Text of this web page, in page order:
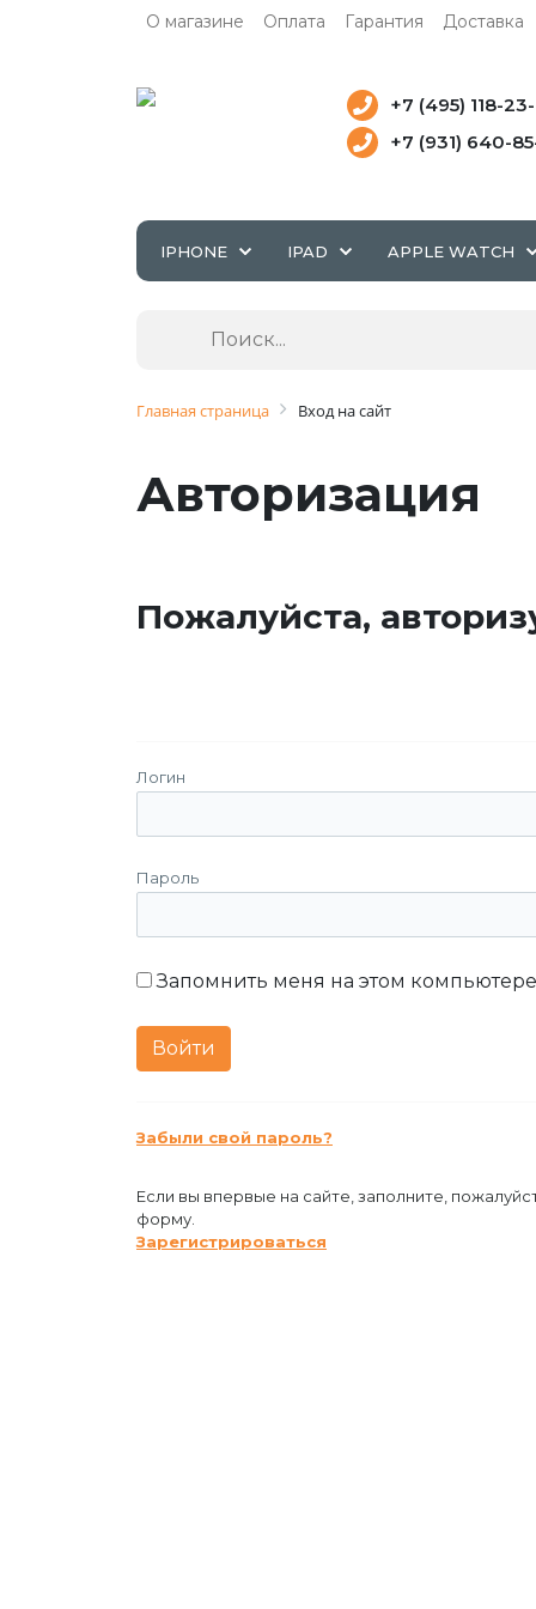
О магазине Оплата Гарантия Доставка
+7 (495) 118-
+7 (931) 640-
IPHONE IPAD APPLE WATCH
Главная страница Вход на сайт
Авторизация
Пожалуйста,
Логин
Пароль
Запомнить меня на этом компьютере
Забыли свой пароль?
Если вы впервые на сайте, заполните,
форму.
Зарегистрироваться